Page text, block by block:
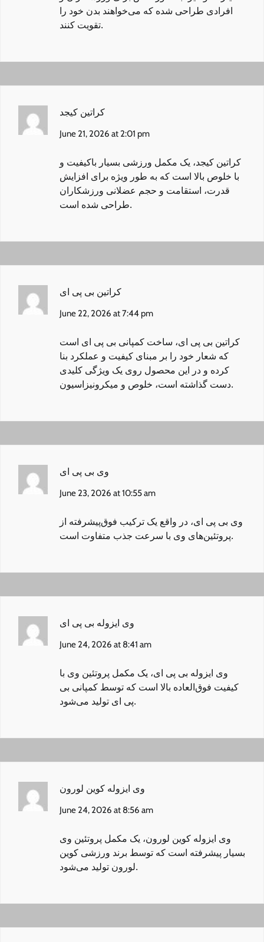
افرادی طراحی شده که می‌خواهند بدن خود را
تقویت کنند.
کراتین کیجد
June 21, 2026 at 2:01 pm
کراتین کیجد، یک مکمل ورزشی بسیار باکیفیت و
با خلوص بالا است که به طور ویژه برای افزایش
قدرت، استقامت و حجم عضلانی ورزشکاران
طراحی شده است.
کراتین بی پی ای
June 22, 2026 at 7:44 pm
کراتین بی پی ای، ساخت کمپانی بی پی ای است
که شعار خود را بر مبنای کیفیت و عملکرد بنا
کرده و در این محصول روی یک ویژگی کلیدی
دست گذاشته است، خلوص و میکرونیزاسیون.
وی بی پی ای
June 23, 2026 at 10:55 am
وی بی پی ای، در واقع یک ترکیب فوق‌پیشرفته از
پروتئین‌های وی با سرعت جذب متفاوت است.
وی ایزوله بی پی ای
June 24, 2026 at 8:41 am
وی ایزوله بی پی ای، یک مکمل پروتئین وی با
کیفیت فوق‌العاده بالا است که توسط کمپانی بی
پی ای تولید می‌شود.
وی ایزوله کوین لورون
June 24, 2026 at 8:56 am
وی ایزوله کوین لورون، یک مکمل پروتئین وی
بسیار پیشرفته است که توسط برند ورزشی کوین
لورون تولید می‌شود.